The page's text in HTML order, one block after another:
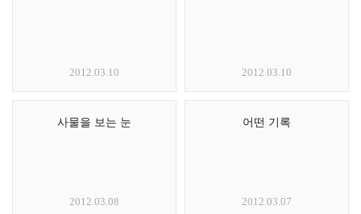
2012.03.10 2012.03.10
사물을 보는 눈
2012.03.08
어떤 기록
2012.03.07